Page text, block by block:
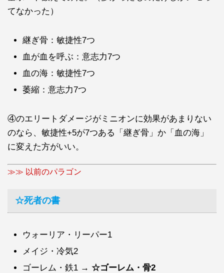
てなかった）
継ぎ骨：敏捷性7つ
血が血を呼ぶ：意志力7つ
血の海：敏捷性7つ
萎縮：意志力7つ
④のエリートダメージがミニオンに効果があまりない
のなら、敏捷性+5が7つある「継ぎ骨」か「血の海」
に変えた方がいい。
≫≫ 以前のパラゴン
☆死者の書
ウォーリア・リーパー1
メイジ・冷気2
ゴーレム・鉄1 → ☆ゴーレム・骨2